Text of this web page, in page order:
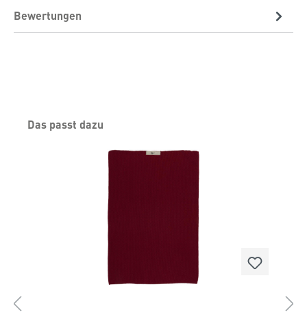
Bewertungen
Produktgalerie überspringen
Das passt dazu